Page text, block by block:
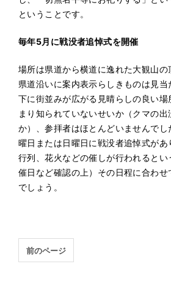
ということです。
毎年5月に戦没者追悼式を開催
場所は県道から横道に逸れた大観山
県道沿いに案内表示らしきものは見
下に街並みが広がる見晴らしの良い
まり知られていないせいか（クマの
か）、参拝者はほとんどいませんで
曜日または日曜日に戦没者追悼式があ
行列、花火などの催しが行われると
催日など確認の上）その日程に合わ
でしょう。
前のページ